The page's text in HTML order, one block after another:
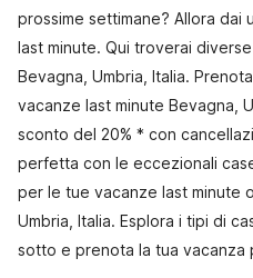
prossime settimane? Allora
last minute. Qui troverai
Bevagna, Umbria, Italia.
vacanze last minute Bevagna,
sconto del 20% * con
perfetta con le eccezionali
per le tue vacanze last minute
Umbria, Italia. Esplora i tipi di
sotto e prenota la tua